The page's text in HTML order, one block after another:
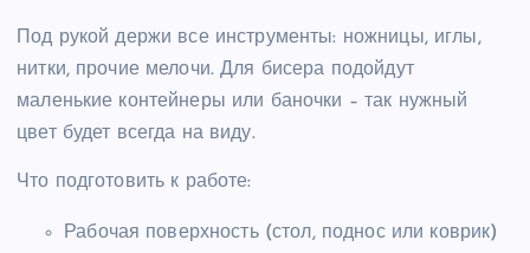
Под рукой держи все инструменты: ножницы, иглы,
нитки, прочие мелочи. Для бисера подойдут
маленькие контейнеры или баночки – так нужный
цвет будет всегда на виду.
Что подготовить к работе:
Рабочая поверхность (стол, поднос или коврик)